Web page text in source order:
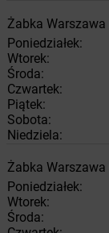
Żabka Warszawa
Poniedziałek:
Wtorek:
Środa:
Czwartek:
Piątek:
Sobota:
Niedziela:
Żabka Warszawa
Poniedziałek:
Wtorek:
Środa: